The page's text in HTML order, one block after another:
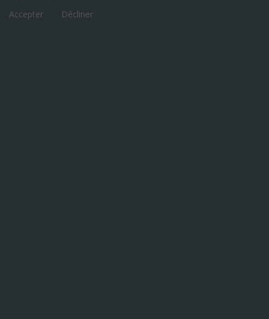
Accepter
Décliner